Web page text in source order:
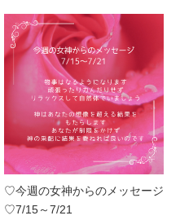
♡今週の女神からのメッセージ
♡7/15～7/21